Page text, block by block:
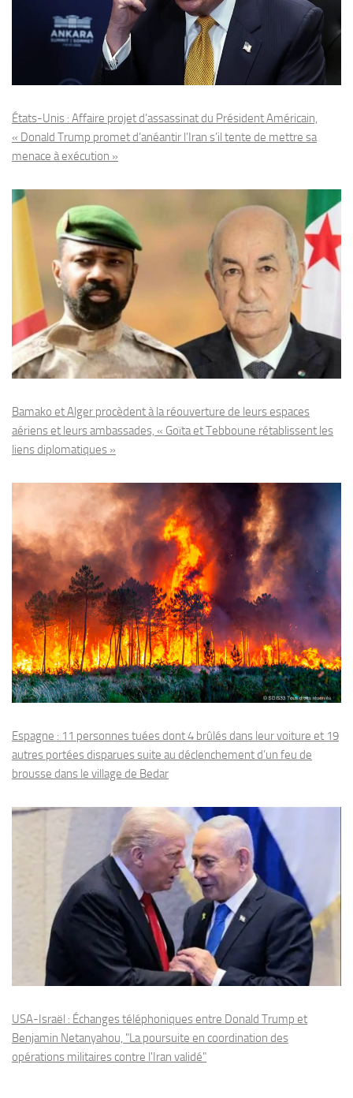
États-Unis : Affaire projet d’assassinat du Président Américain,
« Donald Trump promet d’anéantir l’Iran s’il tente de mettre sa
menace à exécution »
Bamako et Alger procèdent à la réouverture de leurs espaces
aériens et leurs ambassades, « Goïta et Tebboune rétablissent les
liens diplomatiques »
Espagne : 11 personnes tuées dont 4 brûlés dans leur voiture et 19
autres portées disparues suite au déclenchement d’un feu de
brousse dans le village de Bedar
USA-Israël : Échanges téléphoniques entre Donald Trump et
Benjamin Netanyahou, "La poursuite en coordination des
opérations militaires contre l'Iran validé"